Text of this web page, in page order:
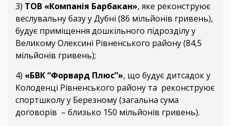
3) ТОВ «Компанія Барбакан», яке реконструює
веслувальну базу у Дубні (86 мільйонів гривень),
будує приміщення дошкільного підрозділу у
Великому Олексині Рівненського району (84,5
мільйонів гривень);
4) «БВК “Форвард Плюс”», що будує дитсадок у
Колоденці Рівненського району та реконструює
спортшколу у Березному (загальна сума
договорів – близько 150 мільйонів гривень).